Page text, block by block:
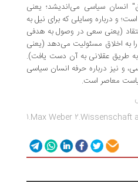
سیاسی می‌اندیشد؛ یعنی
وسایلی که برای نیل به
سعی در وصول به هدفی
مسئولیت می‌دهد (یعنی
عقلانی به آن دست یافت).
درباره حرفه انسان سیاسی
است.
1.Max Weber